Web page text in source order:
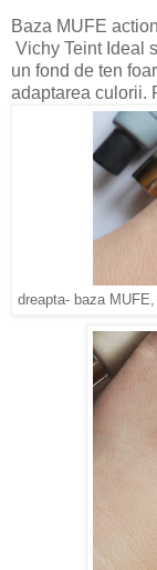
Baza MUFE
Vichy Teint Ideal
un fond de ten
adaptarea culorii.
dreapta- baza